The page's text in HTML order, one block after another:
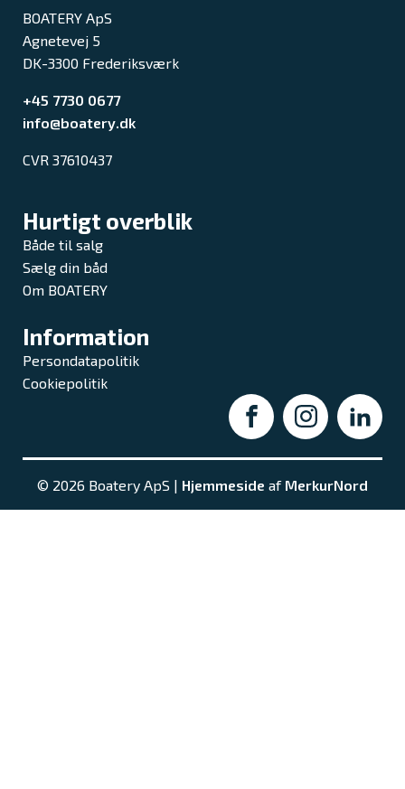
BOATERY ApS
Agnetevej 5
DK-3300 Frederiksværk
+45 7730 0677
info@boatery.dk
CVR 37610437
Hurtigt overblik
Både til salg
Sælg din båd
Om BOATERY
Information
Persondatapolitik
Cookiepolitik
© 2026 Boatery ApS | Hjemmeside af MerkurNord